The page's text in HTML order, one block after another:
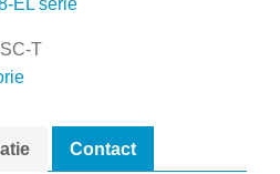
EL serie
T
Contact